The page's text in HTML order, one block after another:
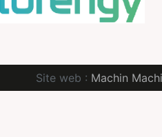
Site web : Machin